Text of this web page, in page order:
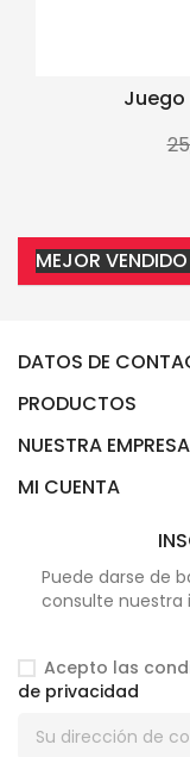
Juego
MEJOR VENDIDO
DATOS DE
PRODUCTOS
NUESTRA EMPRESA
MI CUENTA
Puede darse de
consulte
Acepto las
de privacidad